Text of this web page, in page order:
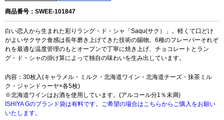
商品番号：SWEE-101847
白い恋人から生まれた彩りラング・ド・シャ「Saqu(サク）」。軽くて口どけ
がよいサクサク食感は長年磨き上げてきた技術の賜物。6種のフレーバーそれぞ
れを最適な温度管理のもとオーブンで丁寧に焼き上げ、チョコレートとラン
グ・ド・シャの掛け算によって独自の味わいを生み出しています。
内容：30枚入(キャラメル・ミルク・北海道ワイン・北海道チーズ・抹茶ミル
ク・ジャンドゥーヤ×各5枚)
※北海道ワインはお酒を使用しています。(アルコール分1％未満)
ISHIYA Gのブランド袋は有料です。ご希望の場合はこちらからご購入をお願い
いたします。